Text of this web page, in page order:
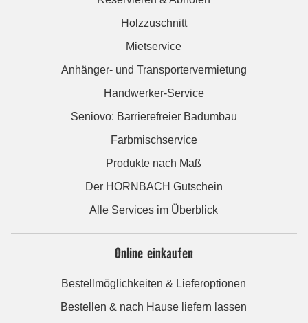
Holzzuschnitt
Mietservice
Anhänger- und Transportervermietung
Handwerker-Service
Seniovo: Barrierefreier Badumbau
Farbmischservice
Produkte nach Maß
Der HORNBACH Gutschein
Alle Services im Überblick
Online einkaufen
Bestellmöglichkeiten & Lieferoptionen
Bestellen & nach Hause liefern lassen